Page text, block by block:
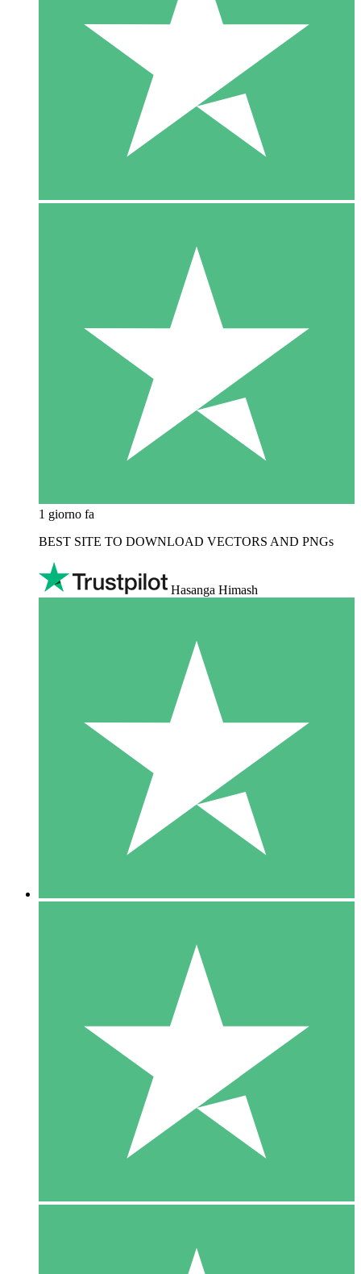
1 giorno fa
BEST SITE TO DOWNLOAD VECTORS AND PNGs
Hasanga Himash